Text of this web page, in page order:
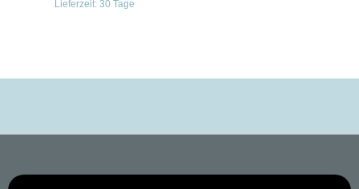
Lieferzeit: 30 Tage